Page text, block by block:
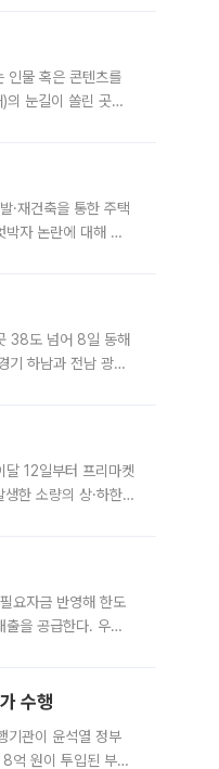
인물 혹은 콘텐츠를
눈길이 쏠린 곳은
·재건축을 통한 주택
자 논란에 대해 정
38도 넘어 8일 동해
기 하남과 전남 광양
달 12일부터 프리마켓
한 소량의 상·하한
요자금 반영해 한도
을 공급한다. 우리
수행
기관이 윤석열 정부
억 원이 투입된 부산